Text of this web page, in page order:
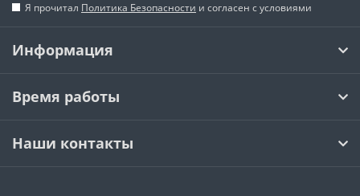
Я прочитал Политика Безопасности и согласен с условиями
Информация
Время работы
Наши контакты